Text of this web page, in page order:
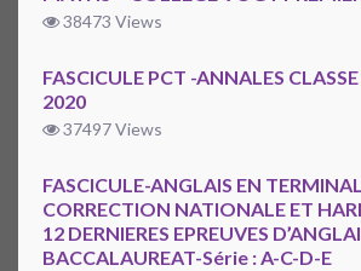
38473 Views
FASCICULE PCT -ANNALES
2020
37497 Views
FASCICULE-ANGLAIS EN
CORRECTION NATIONALE ET
12 DERNIERES EPREUVES
BACCALAUREAT-Série : A-C-D-E